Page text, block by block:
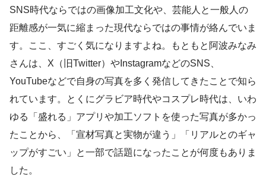
SNS時代ならではの画像加工文化や、芸能人と一般人の
距離感が一気に縮まった現代ならではの事情が絡んでいま
す。ここ、すごく気になりますよね。もともと阿波みなみ
さんは、X（旧Twitter）やInstagramなどのSNS、
YouTubeなどで自身の写真を多く発信してきたことで知ら
れています。とくにグラビア時代やコスプレ時代は、いわ
ゆる「盛れる」アプリや加工ソフトを使った写真が多かっ
たことから、「宣材写真と実物が違う」「リアルとのギャ
ップがすごい」と一部で話題になったことが何度もありま
した。